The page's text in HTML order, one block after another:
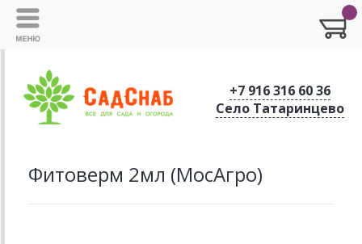
+7 916 316 60 36
Село Татаринцево
Фитоверм 2мл (МосАгро)